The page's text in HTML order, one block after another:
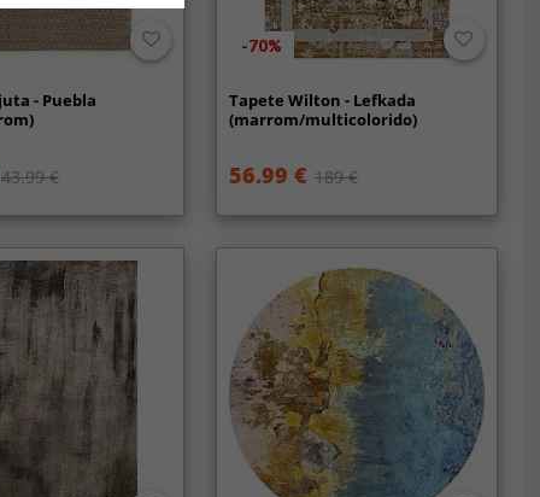
- Puebla
43.99 €
-70%
Tapete Wilton - Lefkada
(marrom/multicolorido)
56.99 € 189 €